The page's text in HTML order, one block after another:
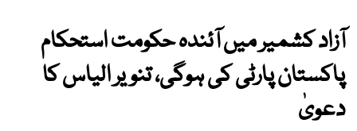
آزاد کشمیر میں آئندہ حکومت استحکام
پاکستان پارٹی کی ہوگی، تنویر الیاس کا
دعویٰ